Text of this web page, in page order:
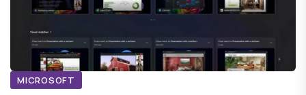
MICROSOFT